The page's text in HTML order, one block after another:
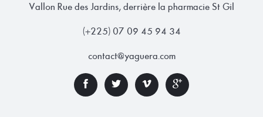
Vallon Rue des Jardins, derrière la pharmacie St Gil
(+225) 07 09 45 94 34
contact@yaguera.com